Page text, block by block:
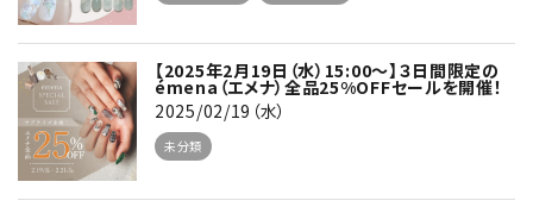
【2025年2月19日（水）15:00～】３日間限定の
émena（エメナ）全品25%OFFセールを開催！
2025/02/19（水）
未分類